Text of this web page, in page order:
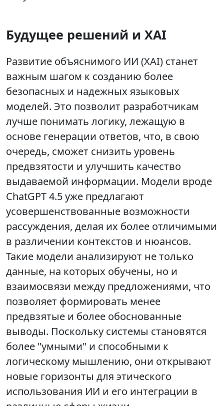
Будущее решений и XAI
Развитие объяснимого ИИ (XAI) станет
важным шагом к созданию более
безопасных и надежных языковых
моделей. Это позволит разработчикам
лучше понимать логику, лежащую в
основе генерации ответов, что, в свою
очередь, сможет снизить уровень
предвзятости и улучшить качество
выдаваемой информации. Модели вроде
ChatGPT 4.5 уже предлагают
усовершенствованные возможности
рассуждения, делая их более отличимыми
в различении контекстов и нюансов.
Такие модели анализируют не только
данные, на которых обучены, но и
взаимосвязи между предложениями, что
позволяет формировать менее
предвзятые и более обоснованные
выводы. Поскольку системы становятся
более "умными" и способными к
логическому мышлению, они открывают
новые горизонты для этического
использования ИИ и его интеграции в